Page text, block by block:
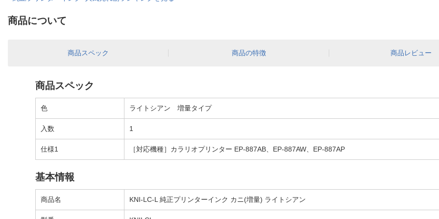
商品について
商品スペック 商品の特徴 商品レビュー
商品スペック
色 ライトシアン 増量タイプ
入数 1
仕様1 ［対応機種］カラリオプリンター EP-887AB、EP-887AW、EP-887AP
基本情報
商品名 KNI-LC-L 純正プリンターインク カニ(増量) ライトシアン